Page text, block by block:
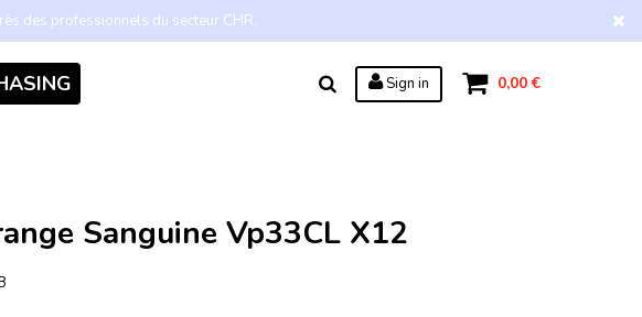
des professionnels du secteur CHR.
0,00 €
Sign in
Sanguine Vp33CL X12